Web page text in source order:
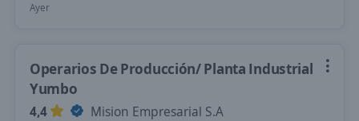
Ayer
Operarios De Producción/ Planta Industrial
Yumbo
4,4
Mision Empresarial S.A